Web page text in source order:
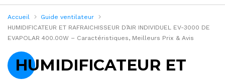
Accueil
Guide ventilateur
HUMIDIFICATEUR ET RAFRAICHISSEUR D’AIR INDIVIDUEL EV-3000 DE
EVAPOLAR 400.00W – Caractéristiques, Meilleurs Prix & Avis
HUMIDIFICATEUR ET